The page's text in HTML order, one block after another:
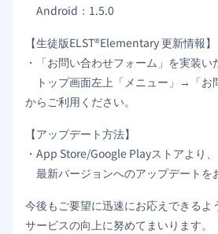
Android：1.5.0
【生徒版ELST®Elementary 更新情報】
・「お問い合わせフォーム」を実装い
トップ画面左上「メニュー」→「お
からご利用ください。
【アップデート方法】
・App Store/Google Playストアより、
最新バージョンへのアップデートを
今後もご要望に迅速にお応えできるよ
サービスの向上に努めてまいります。